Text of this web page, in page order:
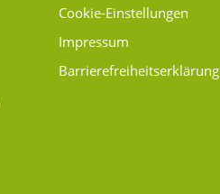
Cookie-Einstellungen
Impressum
Barrierefreiheitserklärung